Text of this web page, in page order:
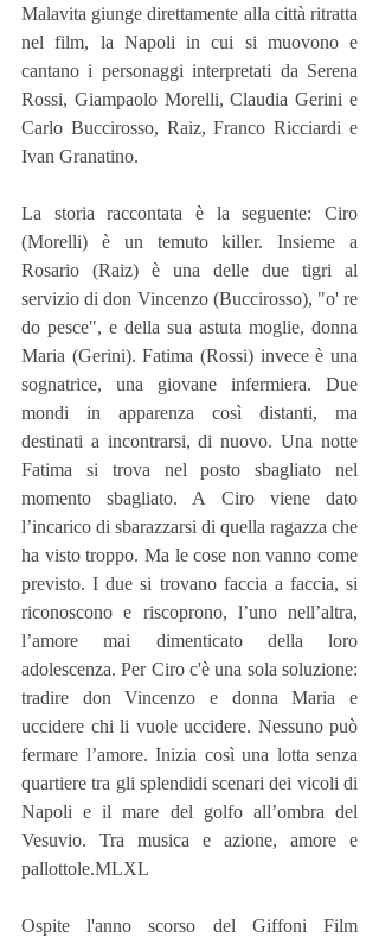
Malavita giunge direttamente alla città ritratta
nel film, la Napoli in cui si muovono e
cantano i personaggi interpretati da Serena
Rossi, Giampaolo Morelli, Claudia Gerini e
Carlo Buccirosso, Raiz, Franco Ricciardi e
Ivan Granatino.
La storia raccontata è la seguente: Ciro
(Morelli) è un temuto killer. Insieme a
Rosario (Raiz) è una delle due tigri al
servizio di don Vincenzo (Buccirosso), "o' re
do pesce", e della sua astuta moglie, donna
Maria (Gerini). Fatima (Rossi) invece è una
sognatrice, una giovane infermiera. Due
mondi in apparenza così distanti, ma
destinati a incontrarsi, di nuovo. Una notte
Fatima si trova nel posto sbagliato nel
momento sbagliato. A Ciro viene dato
l’incarico di sbarazzarsi di quella ragazza che
ha visto troppo. Ma le cose non vanno come
previsto. I due si trovano faccia a faccia, si
riconoscono e riscoprono, l’uno nell’altra,
l’amore mai dimenticato della loro
adolescenza. Per Ciro c'è una sola soluzione:
tradire don Vincenzo e donna Maria e
uccidere chi li vuole uccidere. Nessuno può
fermare l’amore. Inizia così una lotta senza
quartiere tra gli splendidi scenari dei vicoli di
Napoli e il mare del golfo all’ombra del
Vesuvio. Tra musica e azione, amore e
pallottole.MLXL
Ospite l'anno scorso del Giffoni Film